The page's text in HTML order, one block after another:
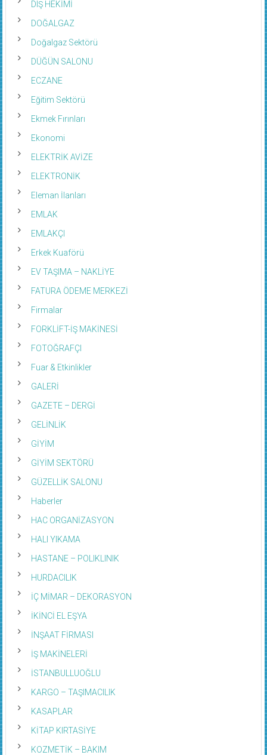
DIŞ HEKİMİ
DOĞALGAZ
Doğalgaz Sektörü
DÜĞÜN SALONU
ECZANE
Eğitim Sektörü
Ekmek Fırınları
Ekonomi
ELEKTRİK AVİZE
ELEKTRONİK
Eleman İlanları
EMLAK
EMLAKÇI
Erkek Kuaförü
EV TAŞIMA – NAKLİYE
FATURA ÖDEME MERKEZİ
Firmalar
FORKLİFT-İŞ MAKİNESİ
FOTOĞRAFÇI
Fuar & Etkinlikler
GALERİ
GAZETE – DERGİ
GELİNLİK
GİYİM
GİYİM SEKTÖRÜ
GÜZELLİK SALONU
Haberler
HAC ORGANİZASYON
HALI YIKAMA
HASTANE – POLIKLINIK
HURDACILIK
İÇ MİMAR – DEKORASYON
İKİNCİ EL EŞYA
İNŞAAT FİRMASI
İŞ MAKİNELERİ
İSTANBULLUOĞLU
KARGO – TAŞIMACILIK
KASAPLAR
KİTAP KIRTASİYE
KOZMETİK – BAKIM